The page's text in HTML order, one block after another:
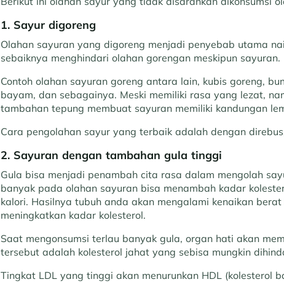
1. Sayur digoreng
Olahan sayuran yang digoreng menjadi penyebab utama
sebaiknya menghindari olahan gorengan meskipun sayuran.
Contoh olahan sayuran goreng antara lain, kubis goreng,
bayam, dan sebagainya. Meski memiliki rasa yang lezat,
tambahan tepung membuat sayuran memiliki kandungan
Cara pengolahan sayur yang terbaik adalah dengan
2. Sayuran dengan tambahan gula tinggi
Gula bisa menjadi penambah cita rasa dalam mengolah
banyak pada olahan sayuran bisa menambah kadar
kalori. Hasilnya tubuh anda akan mengalami kenaikan
meningkatkan kadar kolesterol.
Saat mengonsumsi terlau banyak gula, organ hati akan
tersebut adalah kolesterol jahat yang sebisa mungkin
Tingkat LDL yang tinggi akan menurunkan HDL (kolesterol